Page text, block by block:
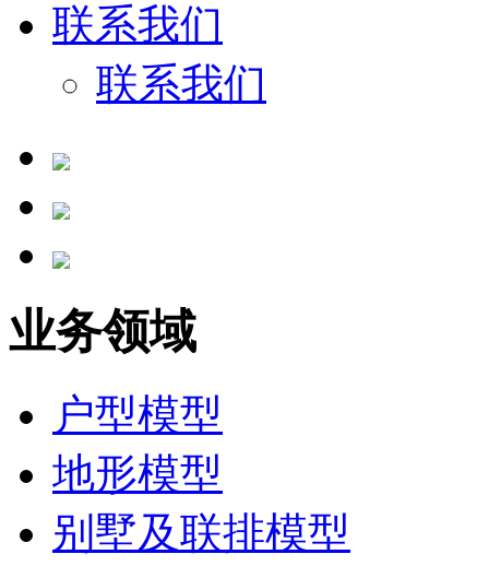
联系我们
联系我们
业务领域
户型模型
地形模型
别墅及联排模型